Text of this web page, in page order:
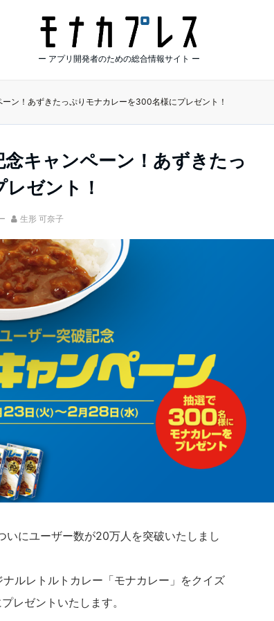
ー アプリ開発者のための総合情報サイト ー
ン！あずきたっぷりモナカレーを300名様にプレゼント！
キャンペーン！あずきたっ
ゼント！
生形 可奈子
にユーザー数が20万人を突破いたしまし
ルレトルトカレー「モナカレー」をクイズ
レゼントいたします。